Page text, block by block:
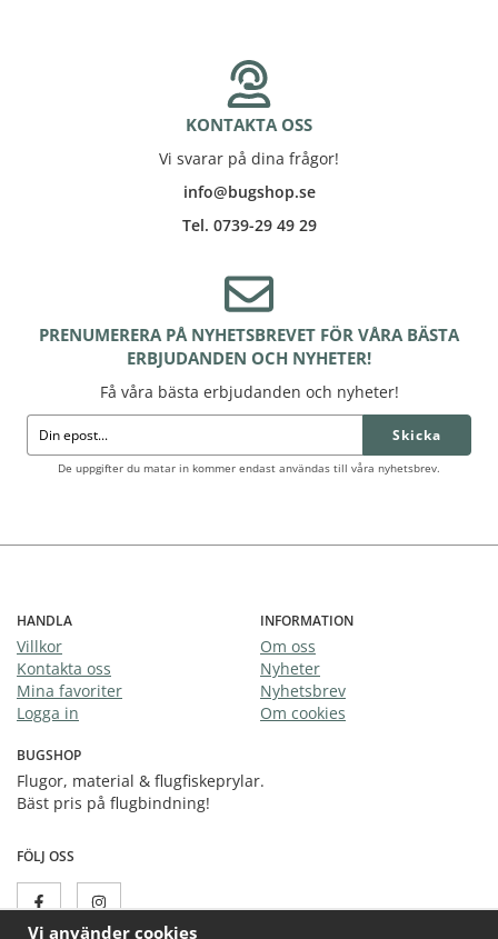
KONTAKTA OSS
Vi svarar på dina frågor!
info@bugshop.se
Tel. 0739-29 49 29
PRENUMERERA PÅ NYHETSBREVET FÖR VÅRA BÄSTA
ERBJUDANDEN OCH NYHETER!
Få våra bästa erbjudanden och nyheter!
Skicka
De uppgifter du matar in kommer endast användas till våra nyhetsbrev.
HANDLA
Villkor
Kontakta oss
Mina favoriter
Logga in
INFORMATION
Om oss
Nyheter
Nyhetsbrev
Om cookies
BUGSHOP
Flugor, material & flugfiskeprylar.
Bäst pris på flugbindning!
FÖLJ OSS
Vi använder cookies